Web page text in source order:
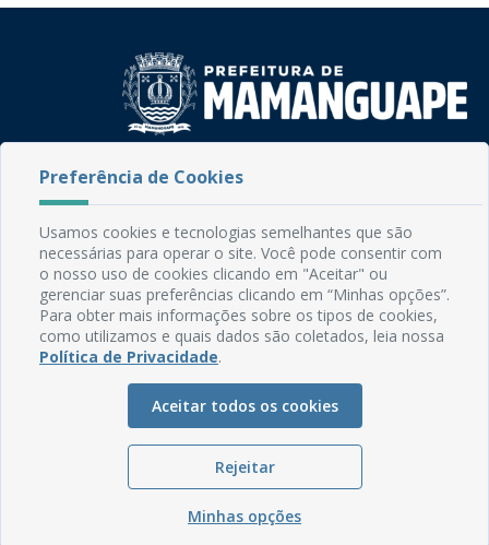
Rua do Imperador, 78, Centro
Email: comunicacao@mamanguape.pb.gov.br
Expediente: Segunda à Sexta, das 08h às 13h
Mapa do Site
Perguntas frequentes
Glossário
Ouvidoria
Serviços Internos
Política de Privacidade
Preferência de Cookies
Usamos cookies e tecnologias semelhantes que são
necessárias para operar o site. Você pode consentir com
o nosso uso de cookies clicando em "Aceitar" ou
gerenciar suas preferências clicando em “Minhas opções”.
Para obter mais informações sobre os tipos de cookies,
como utilizamos e quais dados são coletados, leia nossa
Política de Privacidade.
Aceitar todos os cookies
Rejeitar
Minhas opções